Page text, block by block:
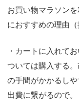
お買い物マラソン
におすすめの理由（
・カートに入れて
ついては購入する
の手間がかかるし
出費に繋がるので。